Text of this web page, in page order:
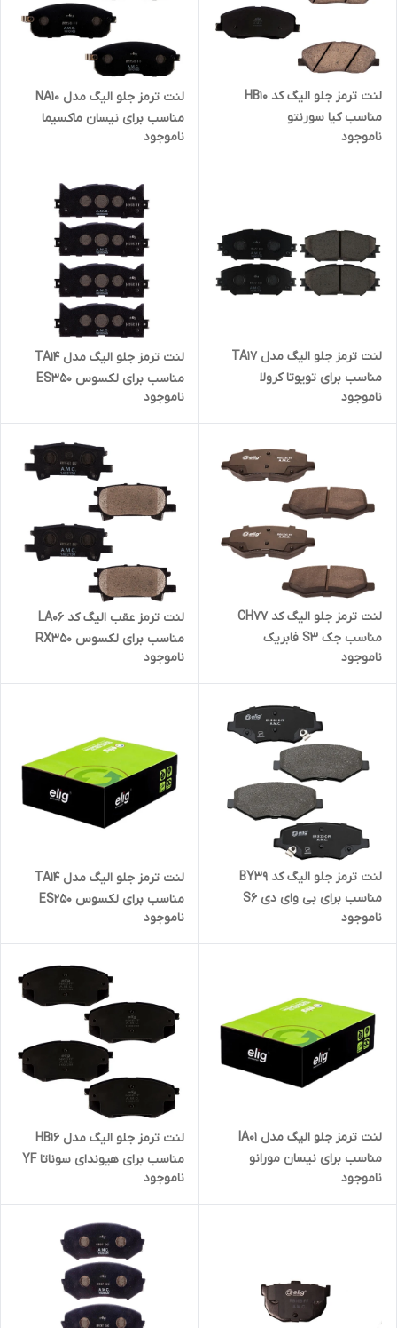
لنت ترمز جلو الیگ کد HB10
مناسب کیا سورنتو
ناموجود
لنت ترمز جلو الیگ مدل NA10
مناسب برای نیسان ماکسیما
ناموجود
لنت ترمز جلو الیگ مدل TA17
مناسب برای تویوتا کرولا
ناموجود
لنت ترمز جلو الیگ مدل TA14
مناسب برای لکسوس ES350
ناموجود
لنت ترمز جلو الیگ کد CH77
مناسب جک S3 فابریک
ناموجود
لنت ترمز عقب الیگ کد LA06
مناسب برای لکسوس RX350
ناموجود
لنت ترمز جلو الیگ کد BY39
مناسب برای بی وای دی S6
ناموجود
لنت ترمز جلو الیگ مدل TA14
مناسب برای لکسوس ES250
ناموجود
لنت ترمز جلو الیگ مدل IA01
مناسب برای نیسان مورانو
ناموجود
لنت ترمز جلو الیگ مدل HB16
مناسب برای هیوندای سوناتا YF
ناموجود